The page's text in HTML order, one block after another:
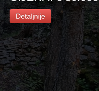
Detaljnije